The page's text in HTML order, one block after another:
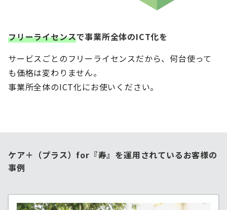
フリーライセンスで事業所全体のICT化を
サービスごとのフリーライセンスだから、何台使って
も価格は変わりません。
事業所全体のICT化にお使いください。
ケア＋（プラス）for『寿』 を運用されているお客様の
事例